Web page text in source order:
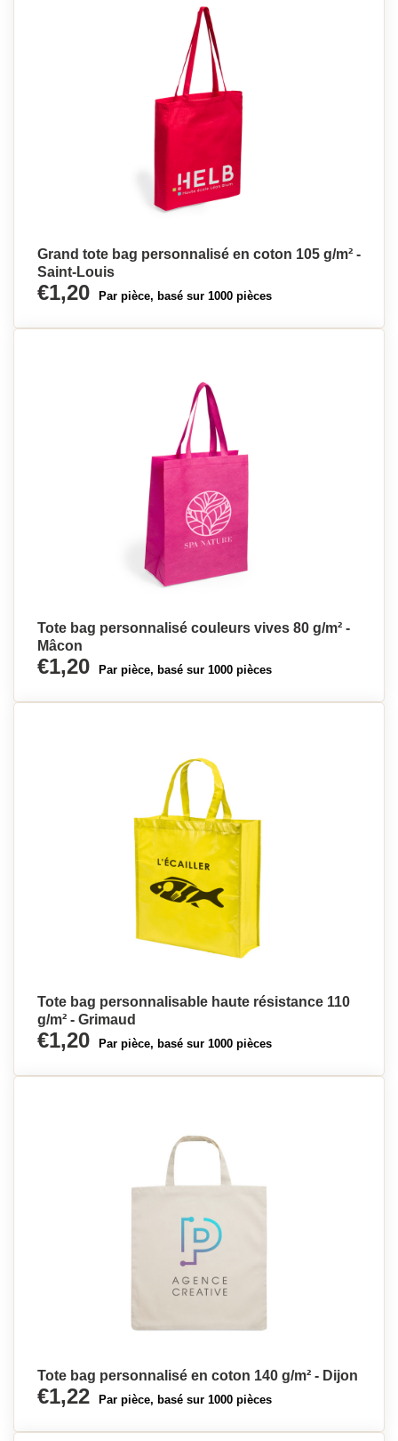
Grand tote bag personnalisé en coton 105 g/m² -
Saint-Louis
€1,20 Par pièce, basé sur 1000 pièces
Tote bag personnalisé couleurs vives 80 g/m² -
Mâcon
€1,20 Par pièce, basé sur 1000 pièces
Tote bag personnalisable haute résistance 110
g/m² - Grimaud
€1,20 Par pièce, basé sur 1000 pièces
Tote bag personnalisé en coton 140 g/m² - Dijon
€1,22 Par pièce, basé sur 1000 pièces